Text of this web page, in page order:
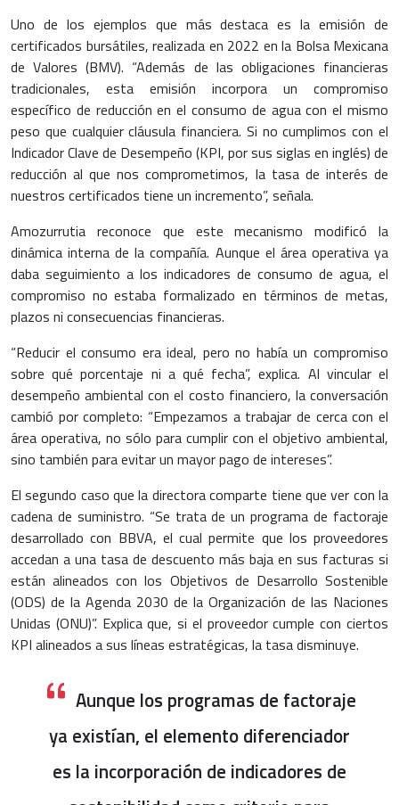
Uno de los ejemplos que más destaca es la emisión de
certificados bursátiles, realizada en 2022 en la Bolsa Mexicana
de Valores (BMV). “Además de las obligaciones financieras
tradicionales, esta emisión incorpora un compromiso
específico de reducción en el consumo de agua con el mismo
peso que cualquier cláusula financiera. Si no cumplimos con el
Indicador Clave de Desempeño (KPI, por sus siglas en inglés) de
reducción al que nos comprometimos, la tasa de interés de
nuestros certificados tiene un incremento”, señala.
Amozurrutia reconoce que este mecanismo modificó la
dinámica interna de la compañía. Aunque el área operativa ya
daba seguimiento a los indicadores de consumo de agua, el
compromiso no estaba formalizado en términos de metas,
plazos ni consecuencias financieras.
“Reducir el consumo era ideal, pero no había un compromiso
sobre qué porcentaje ni a qué fecha”, explica. Al vincular el
desempeño ambiental con el costo financiero, la conversación
cambió por completo: “Empezamos a trabajar de cerca con el
área operativa, no sólo para cumplir con el objetivo ambiental,
sino también para evitar un mayor pago de intereses”.
El segundo caso que la directora comparte tiene que ver con la
cadena de suministro. “Se trata de un programa de factoraje
desarrollado con BBVA, el cual permite que los proveedores
accedan a una tasa de descuento más baja en sus facturas si
están alineados con los Objetivos de Desarrollo Sostenible
(ODS) de la Agenda 2030 de la Organización de las Naciones
Unidas (ONU)”. Explica que, si el proveedor cumple con ciertos
KPI alineados a sus líneas estratégicas, la tasa disminuye.
Aunque los programas de factoraje
ya existían, el elemento diferenciador
es la incorporación de indicadores de